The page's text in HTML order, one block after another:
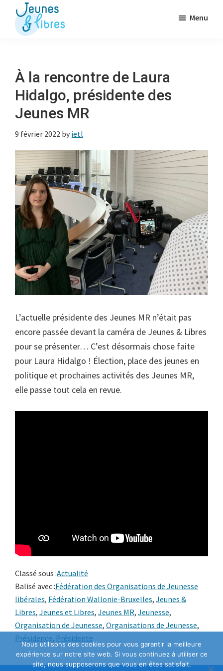
Passer
contenu
des
libérales
Menu
À la rencontre de Laura
Hidalgo, présidente des
Jeunes MR
9 février 2022 by jetl
L’actuelle présidente des Jeunes MR n’était pas
encore passée devant la caméra de Jeunes & Libres
pour se présenter… C’est désormais chose faite
pour Laura Hidalgo ! Élection, place des jeunes en
politique et prochaines activités des Jeunes MR,
elle passe tout cela en revue.
Classé sous :Actualité
Balisé avec :Fédération des Organisations de Jeunesse
libérales, Fédération Wallonie-Bruxelles, Jeunes &
Libres, Jeunes et Libres, Jeunes MR, Jeunesse,
Organisation de Jeunesse, Organisations de Jeunesse,
Présidence, Présidente
Nous utilisons des cookies pour vous garantir la meilleure
expérience sur notre site web. Si vous continuez à utiliser ce
site, nous supposerons que vous en êtes satisfait.